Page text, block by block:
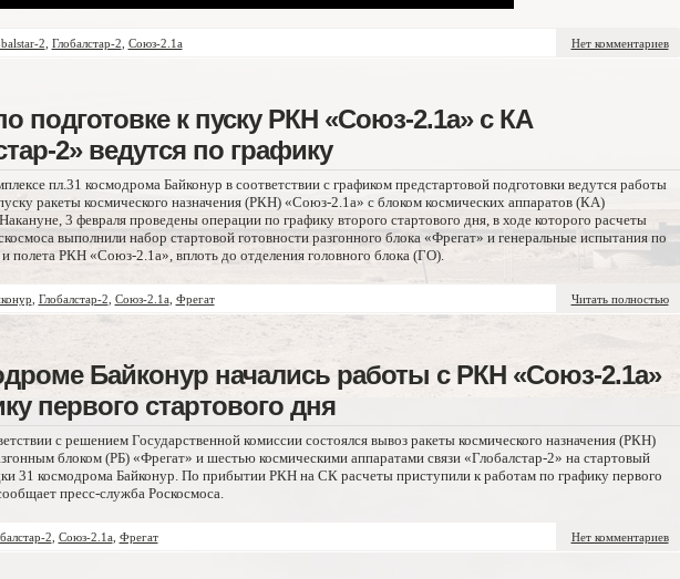
2 Глобалстар-2 Союз-2.1а Нет комментариев
подготовке к пуску РКН «Союз-2.1а» с КА
2» ведутся по графику
пл.31 космодрома Байконур в соответствии с графиком предстартовой подготовки ведутся работы
ракеты космического назначения (РКН) «Союз-2.1а» с блоком космических аппаратов (КА)
3 февраля проведены операции по графику второго стартового дня, в ходе которого расчеты
выполнили набор стартовой готовности разгонного блока «Фрегат» и генеральные испытания по
полета РКН «Союз-2.1а», вплоть до отделения головного блока (ГО).
Глобалстар-2 Союз-2.1а, Фрегат Читать полностью
Байконур начались работы с РКН «Союз-2.1а»
первого стартового дня
с решением Государственной комиссии состоялся вывоз ракеты космического назначения (РКН)
блоком (РБ) «Фрегат» и шестью космическими аппаратами связи «Глобалстар-2» на стартовый
31 космодрома Байконур. По прибытии РКН на СК расчеты приступили к работам по графику первого
пресс-служба Роскосмоса.
2 Союз-2.1а, Фрегат Нет комментариев